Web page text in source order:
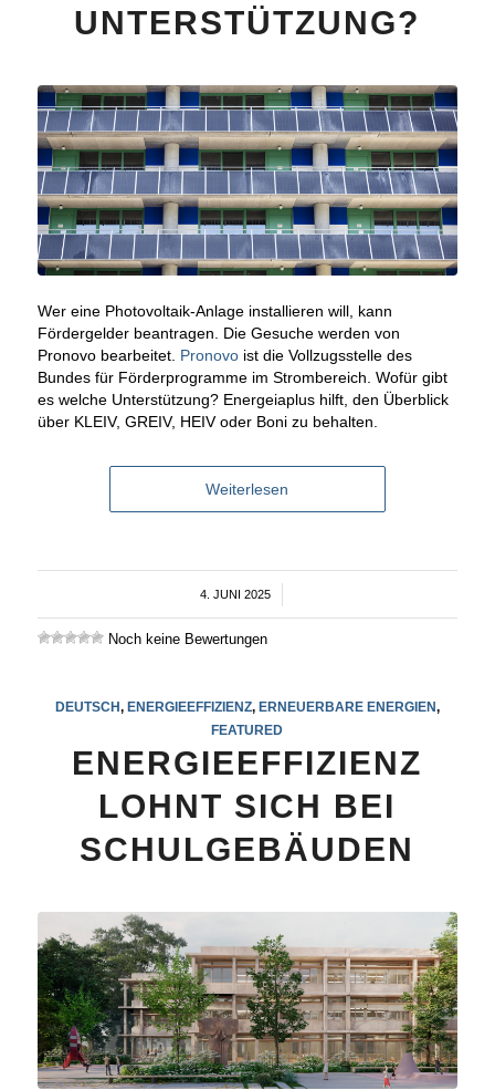
UNTERSTÜTZUNG?
Wer eine Photovoltaik-Anlage installieren will, kann
Fördergelder beantragen. Die Gesuche werden von
Pronovo bearbeitet. Pronovoist die Vollzugsstelle des
Bundes für Förderprogramme im Strombereich. Wofür gibt
es welche Unterstützung? Energeiaplus hilft, den Überblick
über KLEIV, GREIV, HEIV oder Boni zu behalten.
Weiterlesen
4. JUNI 2025
/
Noch keine Bewertungen
DEUTSCH, ENERGIEEFFIZIENZ, ERNEUERBARE ENERGIEN,
FEATURED
ENERGIEEFFIZIENZ
LOHNT SICH BEI
SCHULGEBÄUDEN